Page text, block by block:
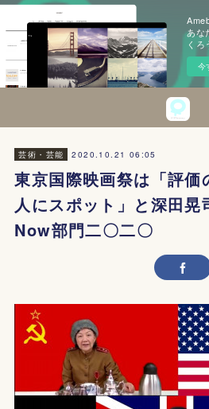
あな
くろ
今
芸術・芸能 2020.10.21 06:05
東京国際映画祭は「評価
人にスポット」と深田
Now部門二〇二〇